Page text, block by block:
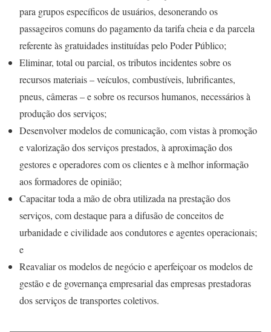
para grupos específicos de usuários, desonerando os
passageiros comuns do pagamento da tarifa cheia e da parcela
referente às gratuidades instituídas pelo Poder Público;
Eliminar, total ou parcial, os tributos incidentes sobre os
recursos materiais – veículos, combustíveis, lubrificantes,
pneus, câmeras – e sobre os recursos humanos, necessários à
produção dos serviços;
Desenvolver modelos de comunicação, com vistas à promoção
e valorização dos serviços prestados, à aproximação dos
gestores e operadores com os clientes e à melhor informação
aos formadores de opinião;
Capacitar toda a mão de obra utilizada na prestação dos
serviços, com destaque para a difusão de conceitos de
urbanidade e civilidade aos condutores e agentes operacionais;
e
Reavaliar os modelos de negócio e aperfeiçoar os modelos de
gestão e de governança empresarial das empresas prestadoras
dos serviços de transportes coletivos.